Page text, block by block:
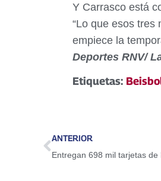
Y Carrasco está
“Lo que esos tres
empiece la
Deportes RNV/
Etiquetas:
ANTERIOR
Entregan 698 mil tarjetas